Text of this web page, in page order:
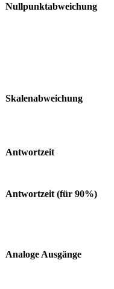
Nullpunktabweichung
Skalenabweichung
Antwortzeit
Antwortzeit (für 90%)
Analoge Ausgänge